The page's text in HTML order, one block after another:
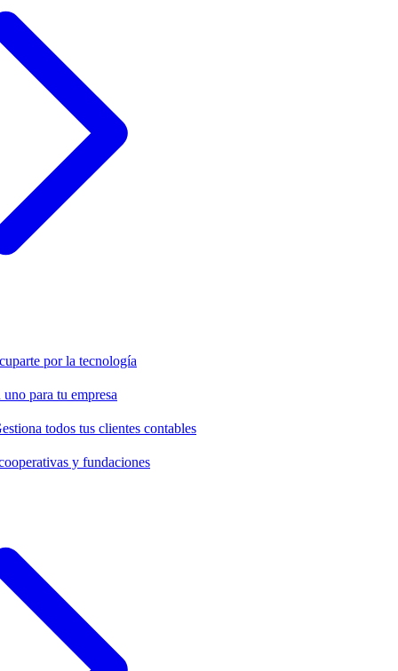
por la tecnología
para tu empresa
todos tus clientes contables
y fundaciones